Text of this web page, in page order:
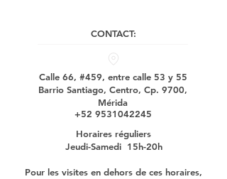
CONTACT:
Calle 66, #459, entre calle 53 y 55
Barrio Santiago, Centro, Cp. 9700,
Mérida
+52 9531042245
Horaires réguliers
Jeudi-Samedi 15h-20h
Pour les visites en dehors de ces horaires,